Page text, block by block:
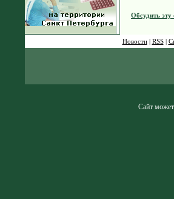
Обсудить
Новости| RSS|
Сайт